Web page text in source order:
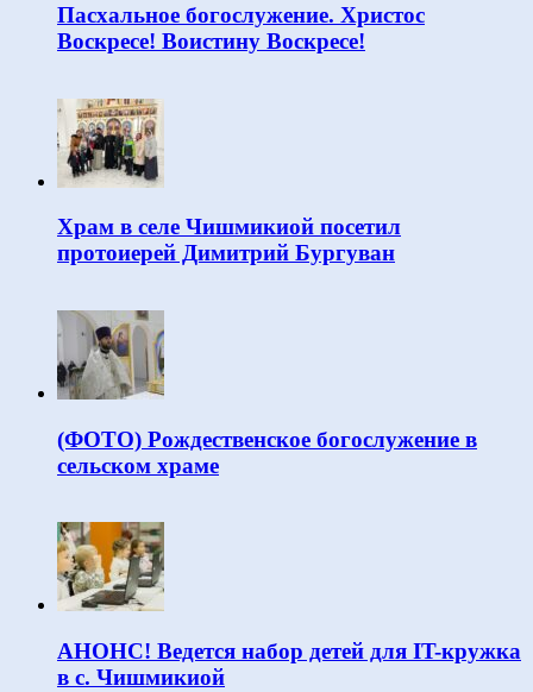
Пасхальное богослужение. Христос
Воскресе! Воистину Воскресе!
Храм в селе Чишмикиой посетил
протоиерей Димитрий Бургуван
(ФОТО) Рождественское богослужение в
сельском храме
АНОНС! Ведется набор детей для IT-кружка
в с. Чишмикиой